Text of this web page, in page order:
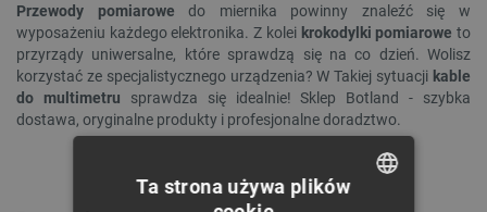
Przewody pomiarowe do miernika powinny znaleźć się w
wyposażeniu każdego elektronika. Z kolei krokodylki pomiarowe to
przyrządy uniwersalne, które sprawdzą się na co dzień. Wolisz
korzystać ze specjalistycznego urządzenia? W Takiej sytuacji kable
do multimetru sprawdza się idealnie! Sklep Botland - szybka
dostawa, oryginalne produkty i profesjonalne doradztwo.
Ta strona używa plików